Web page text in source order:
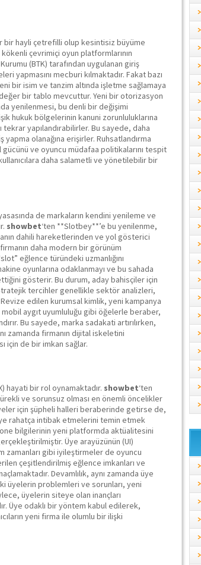
bir hayli çetrefilli olup kesintisiz büyüme
çevrimiçi oyun platformlarının
(BTK) tarafından uygulanan giriş
yapmasını mecburi kılmaktadır. Fakat bazı
bir isim ve tanzim altında işletme sağlamaya
bir tablo mevcuttur. Yeni bir otorizasyon
yenilenmesi, bu denli bir değişimi
hukuk bölgelerinin kanuni zorunluluklarına
tekrar yapılandırabilirler. Bu sayede, daha
yapma olanağına erişirler. Ruhsatlandırma
ve oyuncu müdafaa politikalarını tespit
daha salametli ve yönetilebilir bir
de markaların kendini yenileme ve
showbet‘ten **Slotbey**’e bu yenilenme,
dahili hareketlerinden ve yol gösterici
daha modern bir görünüm
eğlence türündeki uzmanlığını
oyunlarına odaklanmayı ve bu sahada
gösterir. Bu durum, aday bahisçiler için
tercihler genellikle sektör analizleri,
edilen kurumsal kimlik, yeni kampanya
aygıt uyumluluğu gibi öğelerle beraber,
Bu sayede, marka sadakati artırılırken,
zamanda firmanın dijital iskeletini
için de bir imkan sağlar.
hayati bir rol oynamaktadır. showbet‘ten
ve sorunsuz olması en önemli öncelikler
için şüpheli halleri beraberinde getirse de,
rahatça intibak etmelerini temin etmek
bilgilerinin yeni platformda aktüalitesini
Üye arayüzünün (UI)
gibi iyileştirmeler de oyuncu
çeşitlendirilmiş eğlence imkanları ve
Devamlılık, aynı zamanda üye
üyelerin problemleri ve sorunları, yeni
üyelerin siteye olan inançları
Üye odaklı bir yöntem kabul edilerek,
yeni firma ile olumlu bir ilişki